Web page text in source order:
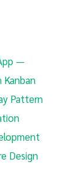
—
Kanban
Pattern
Design